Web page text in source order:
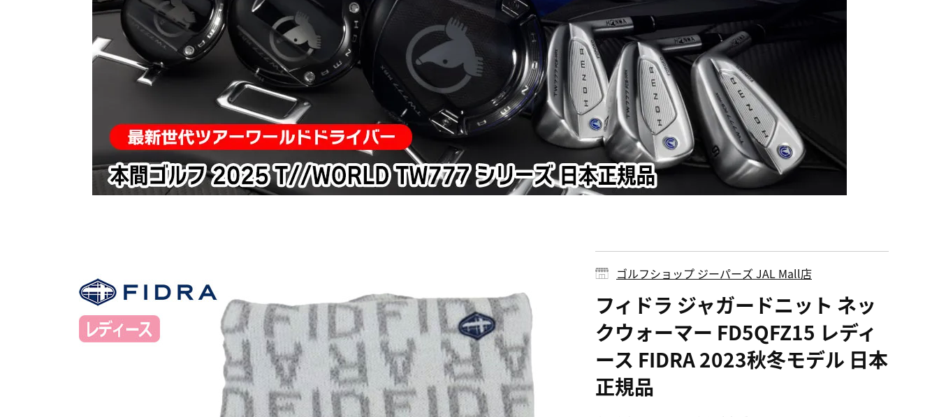
ゴルフショップ ジーパーズ JAL Mall店
フィドラ ジャガードニット ネッ
クウォーマー FD5QFZ15 レディ
ース FIDRA 2023秋冬モデル 日本
正規品